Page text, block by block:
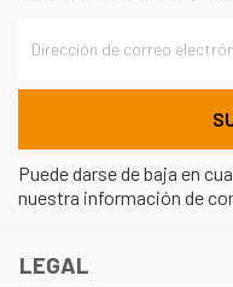
Puede darse de baja en
nuestra información de
LEGAL